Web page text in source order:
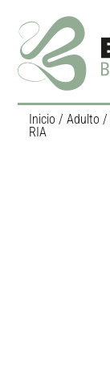
Inicio / Adulto /
RIA